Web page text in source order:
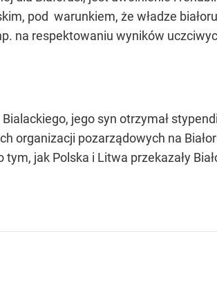
pod warunkiem, że władze
na respektowaniu wyników
jego syn otrzymał
organizacji pozarządowych na
jak Polska i Litwa przekazały